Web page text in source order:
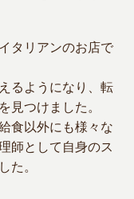
タリアンのお店で
るようになり、転
見つけました。
食以外にも様々な
師として自身のス
た。